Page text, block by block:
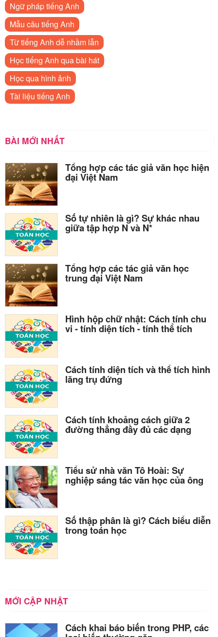
Ngữ pháp tiếng Anh
Mẫu câu tiếng Anh
Từ tiếng Anh dễ nhầm lẫn
Học tiếng Anh qua bài hát
Học qua hình ảnh
Tài liệu tiếng Anh
BÀI MỚI NHẤT
Tổng hợp các tác giả văn học hiện
đại Việt Nam
Số tự nhiên là gì? Sự khác nhau
giữa tập hợp N và N*
Tổng hợp các tác giả văn học
trung đại Việt Nam
Hình hộp chữ nhật: Cách tính chu
vi - tính diện tích - tính thể tích
Cách tính diện tích và thể tích hình
lăng trụ đứng
Cách tính khoảng cách giữa 2
đường thẳng đầy đủ các dạng
Tiểu sử nhà văn Tô Hoài: Sự
nghiệp sáng tác văn học của ông
Số thập phân là gì? Cách biểu diễn
trong toán học
MỚI CẬP NHẬT
Cách khai báo biến trong PHP, các